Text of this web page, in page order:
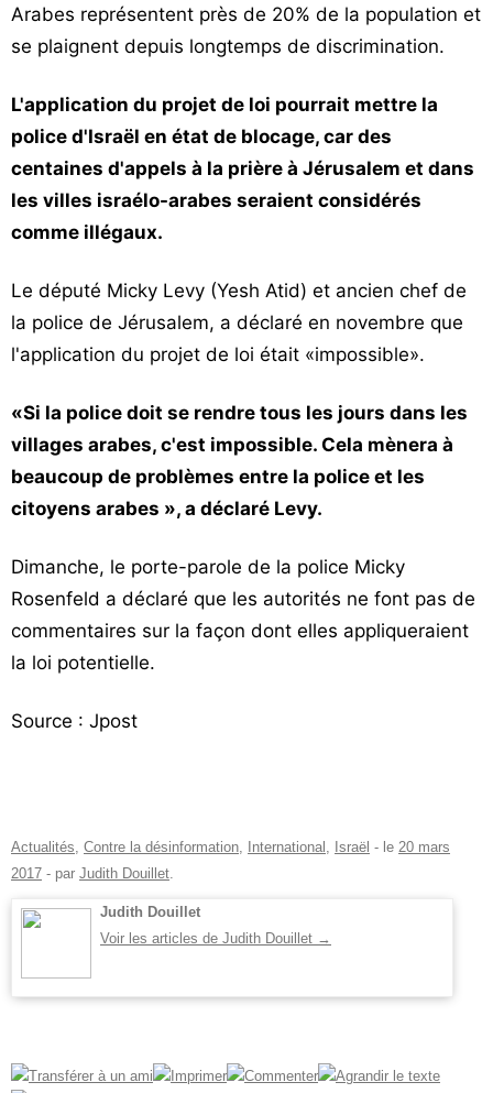
Arabes représentent près de 20% de la population et
se plaignent depuis longtemps de discrimination.
L'application du projet de loi pourrait mettre la
police d'Israël en état de blocage, car des
centaines d'appels à la prière à Jérusalem et dans
les villes israélo-arabes seraient considérés
comme illégaux.
Le député Micky Levy (Yesh Atid) et ancien chef de
la police de Jérusalem, a déclaré en novembre que
l'application du projet de loi était «impossible».
«Si la police doit se rendre tous les jours dans les
villages arabes, c'est impossible. Cela mènera à
beaucoup de problèmes entre la police et les
citoyens arabes », a déclaré Levy.
Dimanche, le porte-parole de la police Micky
Rosenfeld a déclaré que les autorités ne font pas de
commentaires sur la façon dont elles appliqueraient
la loi potentielle.
Source : Jpost
Actualités, Contre la désinformation, International , Israël - le 20 mars
2017 - par Judith Douillet.
Judith Douillet
Voir les articles de Judith Douillet →